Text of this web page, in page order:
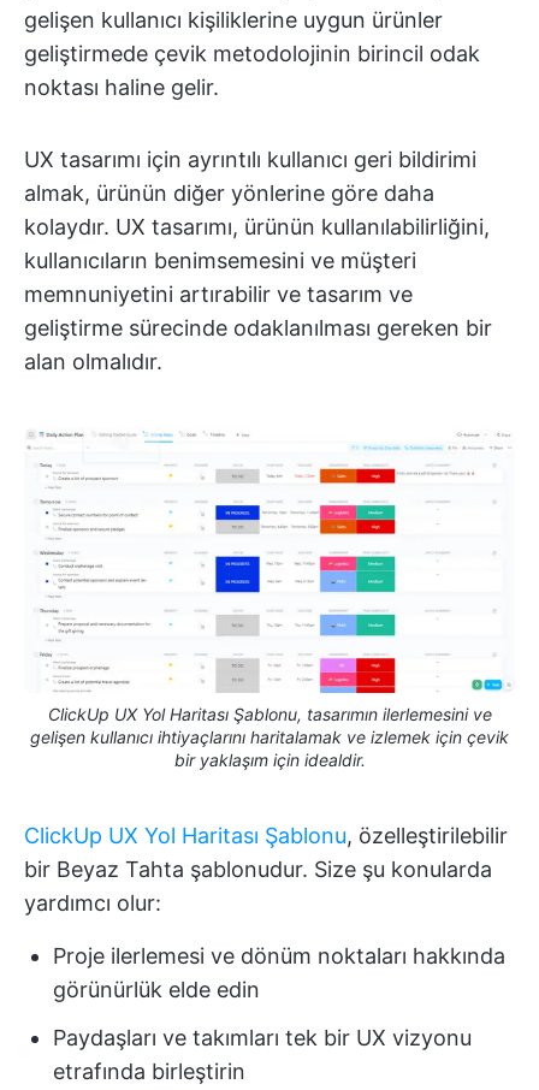
gelişen kullanıcı kişiliklerine uygun ürünler
geliştirmede çevik metodolojinin birincil odak
noktası haline gelir.
UX tasarımı için ayrıntılı kullanıcı geri bildirimi
almak, ürünün diğer yönlerine göre daha
kolaydır. UX tasarımı, ürünün kullanılabilirliğini,
kullanıcıların benimsemesini ve müşteri
memnuniyetini artırabilir ve tasarım ve
geliştirme sürecinde odaklanılması gereken bir
alan olmalıdır.
ClickUp UX Yol Haritası Şablonu, tasarımın ilerlemesini ve
gelişen kullanıcı ihtiyaçlarını haritalamak ve izlemek için çevik
bir yaklaşım için idealdir.
ClickUp UX Yol Haritası Şablonu, özelleştirilebilir
bir Beyaz Tahta şablonudur. Size şu konularda
yardımcı olur:
Proje ilerlemesi ve dönüm noktaları hakkında
görünürlük elde edin
Paydaşları ve takımları tek bir UX vizyonu
etrafında birleştirin